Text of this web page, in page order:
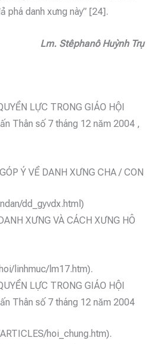
phá danh xưng này” [24].
Lm. Stêphanô Huỳnh Trụ
LỰC TRONG GIÁO HỘI
Thân số 7 tháng 12 năm 2004 ,
Ý VỀ DANH XƯNG CHA / CON
dd_gyvdx.html)
XƯNG VÀ CÁCH XƯNG HÔ
linhmuc/lm17.htm).
LỰC TRONG GIÁO HỘI
Thân số 7 tháng 12 năm 2004
hoi_chung.htm).